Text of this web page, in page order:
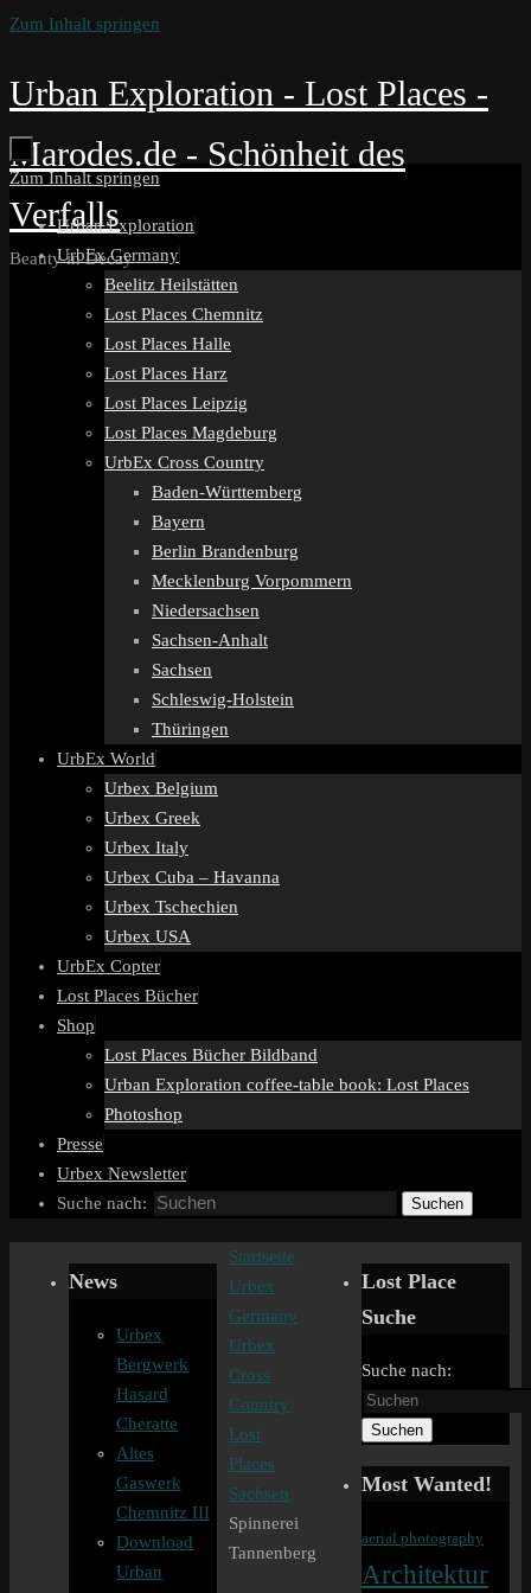
Zum Inhalt springen
Urban Exploration - Lost Places -
Marodes.de - Schönheit des
Verfalls
Beauty in Decay
Zum Inhalt springen
Urban Exploration
UrbEx Germany
Beelitz Heilstätten
Lost Places Chemnitz
Lost Places Halle
Lost Places Harz
Lost Places Leipzig
Lost Places Magdeburg
UrbEx Cross Country
Baden-Württemberg
Bayern
Berlin Brandenburg
Mecklenburg Vorpommern
Niedersachsen
Sachsen-Anhalt
Sachsen
Schleswig-Holstein
Thüringen
UrbEx World
Urbex Belgium
Urbex Greek
Urbex Italy
Urbex Cuba – Havanna
Urbex Tschechien
Urbex USA
UrbEx Copter
Lost Places Bücher
Shop
Lost Places Bücher Bildband
Urban Exploration coffee-table book: Lost Places
Photoshop
Presse
Urbex Newsletter
Suche nach:
Suchen
Startseite
Urbex
Germany
Urbex
Cross
Country
Lost
Places
Sachsen
Spinnerei
Tannenberg
News
Urbex
Bergwerk
Hasard
Cheratte
Altes
Gaswerk
Chemnitz III
Download
Urban
Lost Place
Suche
Suche nach:
Suchen
Most Wanted!
aerial photography
Architektur